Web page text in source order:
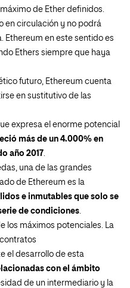
de Ether definidos.
en circulación y no podrá
Ethereum en este sentido es
Ethers siempre que haya
futuro, Ethereum cuenta
en sustitutivo de las
expresa el enorme potencial
más de un 4.000% en
año 2017.
una de las grandes
de Ethereum es la
e inmutables que solo se
de condiciones.
los máximos potenciales. La
el desarrollo de esta
con el ámbito
de un intermediario y la